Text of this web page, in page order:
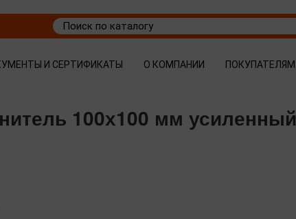
И СЕРТИФИКАТЫ О КОМПАНИИ ПОКУПАТЕЛЯМ
100х100 мм усиленный